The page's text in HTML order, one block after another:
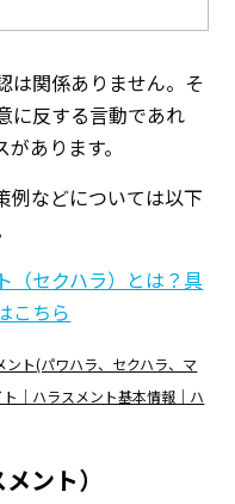
は関係ありません。そ
に反する言動であれ
あります。
例などについては以下
（セクハラ）とは？具
こちら
ト(パワハラ、セクハラ、マ
｜ハラスメント基本情報｜ハ
ント）